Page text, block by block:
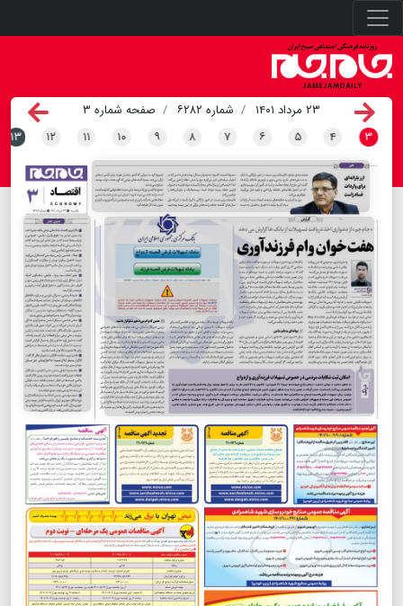
۲۳ مرداد ۱۴۰۱ شماره ۶۲۸۲
صفحه شماره ۳
۳ ۴ ۵ ۶ ۷ ۸ ۹ ۱۰ ۱۱ ۱۲ ۱۳